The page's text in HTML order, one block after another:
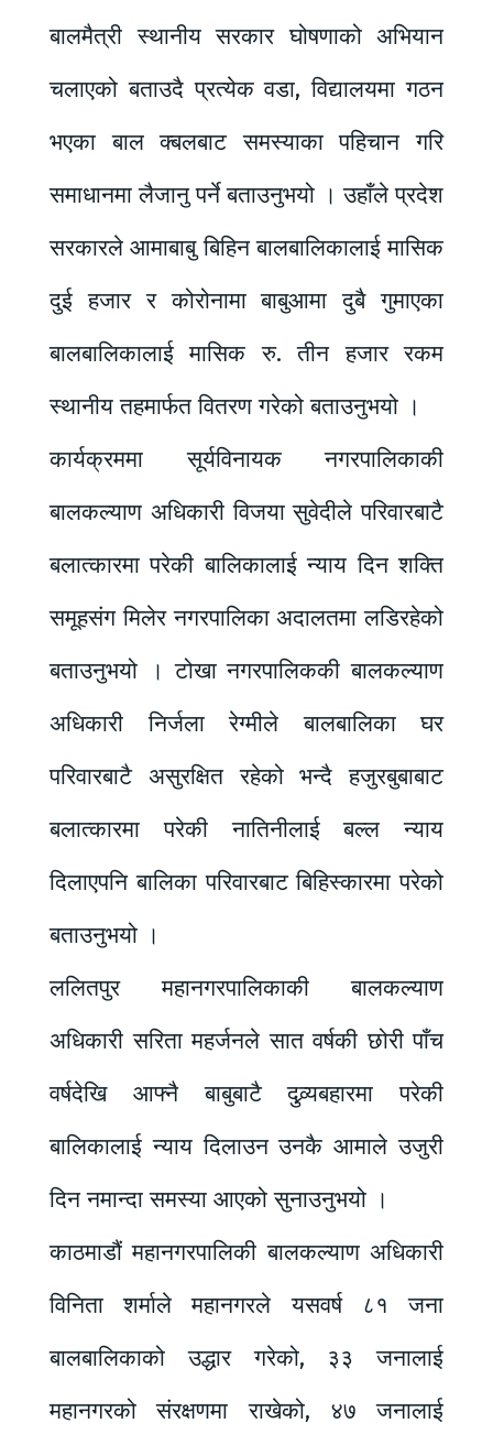
बालमैत्री स्थानीय सरकार घोषणाको अभियान
चलाएको बताउदै प्रत्येक वडा, विद्यालयमा गठन
भएका बाल क्बलबाट समस्याका पहिचान गरि
समाधानमा लैजानु पर्ने बताउनुभयो । उहाँले प्रदेश
सरकारले आमाबाबु बिहिन बालबालिकालाई मासिक
दुई हजार र कोरोनामा बाबुआमा दुबै गुमाएका
बालबालिकालाई मासिक रु. तीन हजार रकम
स्थानीय तहमार्फत वितरण गरेको बताउनुभयो ।
कार्यक्रममा सूर्यविनायक नगरपालिकाकी
बालकल्याण अधिकारी विजया सुवेदीले परिवारबाटै
बलात्कारमा परेकी बालिकालाई न्याय दिन शक्ति
समूहसंग मिलेर नगरपालिका अदालतमा लडिरहेको
बताउनुभयो । टोखा नगरपालिककी बालकल्याण
अधिकारी निर्जला रेग्मीले बालबालिका घर
परिवारबाटै असुरक्षित रहेको भन्दै हजुरबुबाबाट
बलात्कारमा परेकी नातिनीलाई बल्ल न्याय
दिलाएपनि बालिका परिवारबाट बिहिस्कारमा परेको
बताउनुभयो ।
ललितपुर महानगरपालिकाकी बालकल्याण
अधिकारी सरिता महर्जनले सात वर्षकी छोरी पाँच
वर्षदेखि आफ्नै बाबुबाटै दुव्र्यबहारमा परेकी
बालिकालाई न्याय दिलाउन उनकै आमाले उजुरी
दिन नमान्दा समस्या आएको सुनाउनुभयो ।
काठमाडौं महानगरपालिकी बालकल्याण अधिकारी
विनिता शर्माले महानगरले यसवर्ष ८१ जना
बालबालिकाको उद्धार गरेको, ३३ जनालाई
महानगरको संरक्षणमा राखेको, ४७ जनालाई